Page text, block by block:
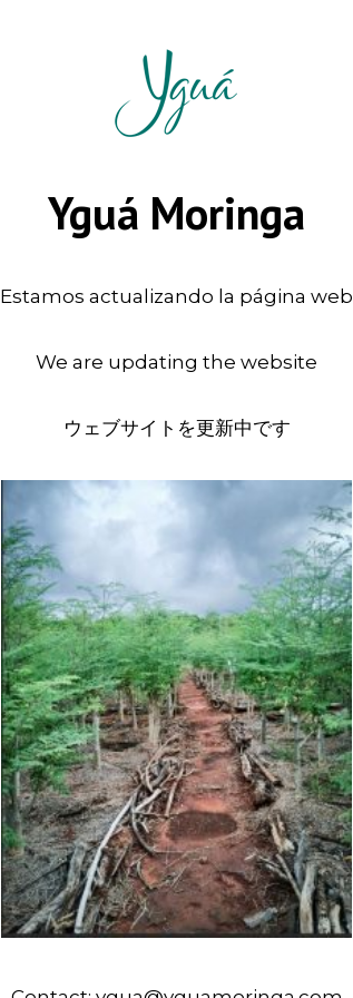
Yguá Moringa
Estamos actualizando la página web
We are updating the website
ウェブサイトを更新中です